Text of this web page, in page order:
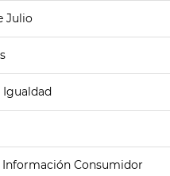
Julio
Igualdad
Consumidor